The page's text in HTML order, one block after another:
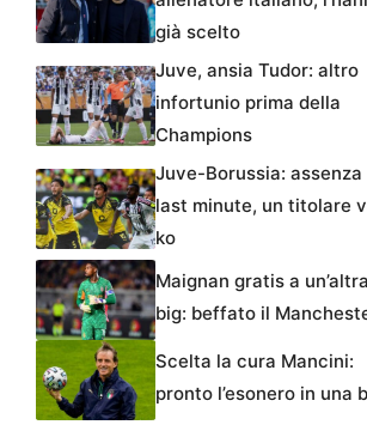
già scelto
Juve, ansia Tudor: altro
infortunio prima della
Champions
Juve-Borussia: assenza
last minute, un titolare
ko
Maignan gratis a un’altra
big: beffato il
Scelta la cura Mancini:
pronto l’esonero in una